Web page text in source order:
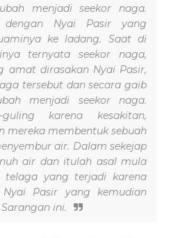
menjadi seekor naga.
Nyai Pasir yang
ke ladang. Saat di
ternyata seekor naga,
amat dirasakan Nyai Pasir,
tersebut dan secara gaib
menjadi seekor naga.
guling karena kesakitan,
mereka membentuk sebuah
air. Dalam sekejap
air dan itulah asal mula
yang terjadi karena
Pasir yang kemudian
ini.